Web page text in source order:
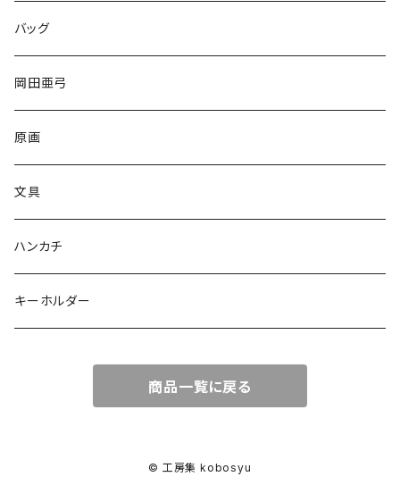
バッグ
岡田亜弓
原画
文具
ハンカチ
キーホルダー
商品一覧に戻る
© 工房集 kobosyu